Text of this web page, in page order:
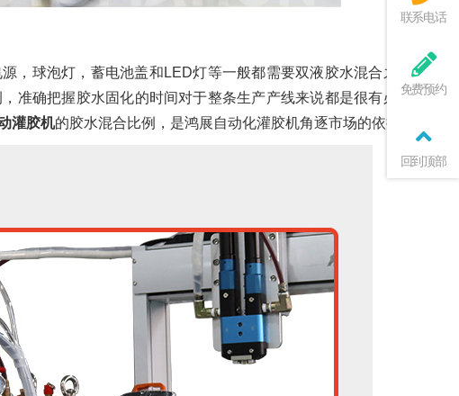
，球泡灯，蓄电池盖和LED灯等一般都需要双液胶水混合之后进行
准确把握胶水固化的时间对于整条生产产线来说都是很有必要的。
灌胶机的胶水混合比例，是鸿展自动化灌胶机角逐市场的依据。
联系电话
免费预约
回到顶部